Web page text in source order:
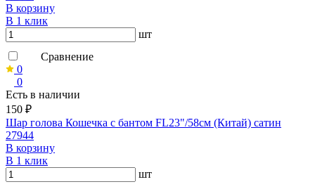
В корзину
В 1 клик
шт
Сравнение
0
0
Есть в наличии
150 ₽
Шар голова Кошечка с бантом FL23"/58см (Китай) сатин
27944
В корзину
В 1 клик
шт